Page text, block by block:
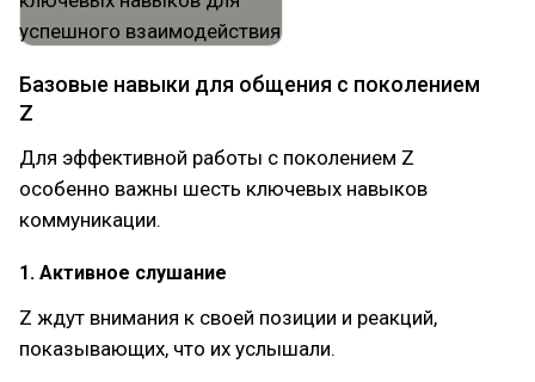
Базовые навыки для общения с поколением
Z
Для эффективной работы с поколением Z
особенно важны шесть ключевых навыков
коммуникации.
1. Активное слушание
Z ждут внимания к своей позиции и реакций,
показывающих, что их услышали.